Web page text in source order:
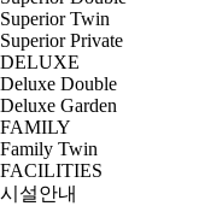
Superior Twin
Superior Private
DELUXE
Deluxe Double
Deluxe Garden
FAMILY
Family Twin
FACILITIES
시설안내